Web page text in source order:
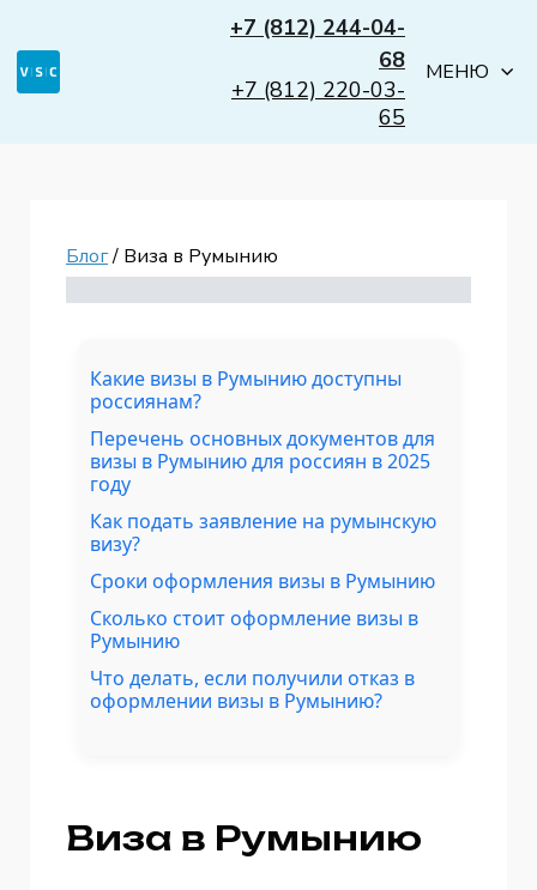
+7 (812) 244-04-
68
+7 (812) 220-03-
65
МЕНЮ
Блог/ Виза в Румынию
Какие визы в Румынию доступны
россиянам?
Перечень основных документов для
визы в Румынию для россиян в 2025
году
Как подать заявление на румынскую
визу?
Сроки оформления визы в Румынию
Сколько стоит оформление визы в
Румынию
Что делать, если получили отказ в
оформлении визы в Румынию?
Виза в Румынию